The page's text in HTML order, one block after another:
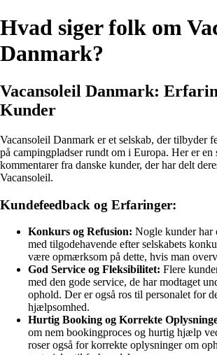
Hvad siger folk om
Danmark?
Vacansoleil Danmark:
Kunder
Vacansoleil Danmark er et selskab, der tilbyder
på campingpladser rundt om i Europa. Her er en
kommentarer fra danske kunder, der har delt
Vacansoleil.
Kundefeedback og Erfaringer:
Konkurs og Refusion: Nogle kunder har
med tilgodehavende efter selskabets
være opmærksom på dette, hvis man
God Service og Fleksibilitet: Flere
med den gode service, de har modtaget
ophold. Der er også ros til personalet for
hjælpsomhed.
Hurtig Booking og Korrekte
om nem bookingproces og hurtig hjælp
roser også for korrekte oplysninger om